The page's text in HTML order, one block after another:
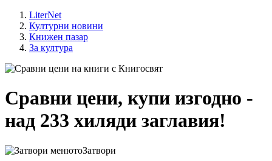
LiterNet
Културни новини
Книжен пазар
За култура
Сравни цени, купи изгодно -
над 233 хиляди заглавия!
Затвори